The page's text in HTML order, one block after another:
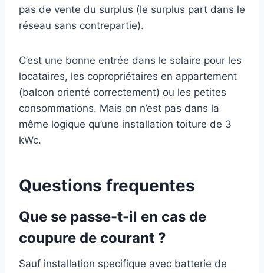
pas de vente du surplus (le surplus part dans le
réseau sans contrepartie).
C’est une bonne entrée dans le solaire pour les
locataires, les copropriétaires en appartement
(balcon orienté correctement) ou les petites
consommations. Mais on n’est pas dans la
même logique qu’une installation toiture de 3
kWc.
Questions frequentes
Que se passe-t-il en cas de
coupure de courant ?
Sauf installation specifique avec batterie de